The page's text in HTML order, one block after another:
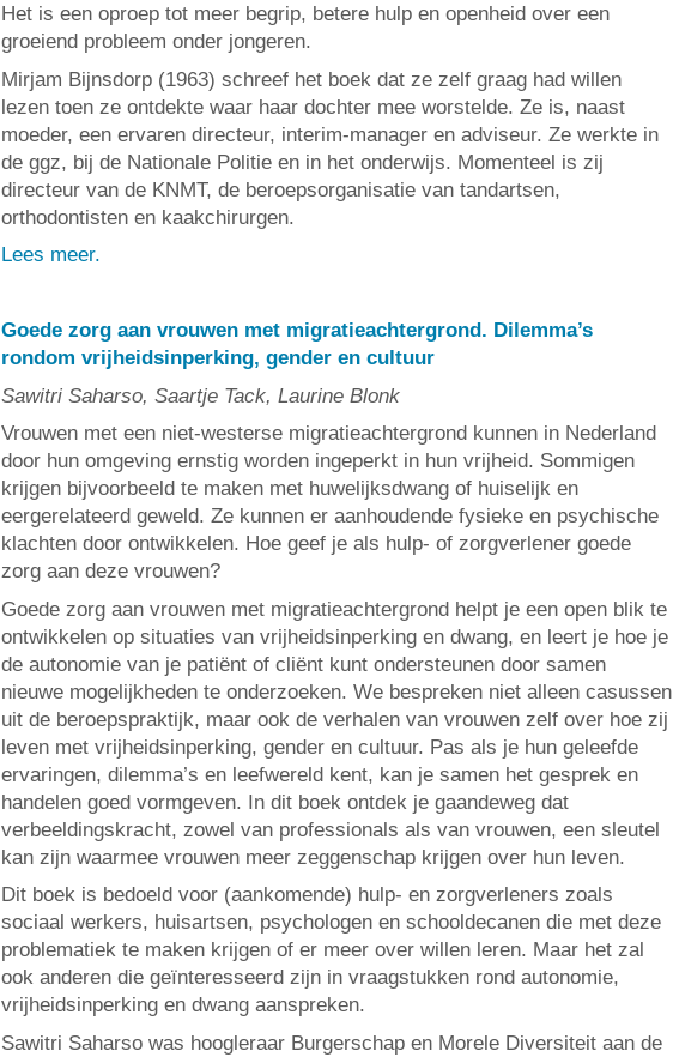
Het is een oproep tot meer begrip, betere hulp en openheid over een
groeiend probleem onder jongeren.
Mirjam Bijnsdorp (1963) schreef het boek dat ze zelf graag had willen
lezen toen ze ontdekte waar haar dochter mee worstelde. Ze is, naast
moeder, een ervaren directeur, interim-manager en adviseur. Ze werkte in
de ggz, bij de Nationale Politie en in het onderwijs. Momenteel is zij
directeur van de KNMT, de beroepsorganisatie van tandartsen,
orthodontisten en kaakchirurgen.
Lees meer.
Goede zorg aan vrouwen met migratieachtergrond. Dilemma’s
rondom vrijheidsinperking, gender en cultuur
Sawitri Saharso, Saartje Tack, Laurine Blonk
Vrouwen met een niet-westerse migratieachtergrond kunnen in Nederland
door hun omgeving ernstig worden ingeperkt in hun vrijheid. Sommigen
krijgen bijvoorbeeld te maken met huwelijksdwang of huiselijk en
eergerelateerd geweld. Ze kunnen er aanhoudende fysieke en psychische
klachten door ontwikkelen. Hoe geef je als hulp- of zorgverlener goede
zorg aan deze vrouwen?
Goede zorg aan vrouwen met migratieachtergrond helpt je een open blik te
ontwikkelen op situaties van vrijheidsinperking en dwang, en leert je hoe je
de autonomie van je patiënt of cliënt kunt ondersteunen door samen
nieuwe mogelijkheden te onderzoeken. We bespreken niet alleen casussen
uit de beroepspraktijk, maar ook de verhalen van vrouwen zelf over hoe zij
leven met vrijheidsinperking, gender en cultuur. Pas als je hun geleefde
ervaringen, dilemma’s en leefwereld kent, kan je samen het gesprek en
handelen goed vormgeven. In dit boek ontdek je gaandeweg dat
verbeeldingskracht, zowel van professionals als van vrouwen, een sleutel
kan zijn waarmee vrouwen meer zeggenschap krijgen over hun leven.
Dit boek is bedoeld voor (aankomende) hulp- en zorgverleners zoals
sociaal werkers, huisartsen, psychologen en schooldecanen die met deze
problematiek te maken krijgen of er meer over willen leren. Maar het zal
ook anderen die geïnteresseerd zijn in vraagstukken rond autonomie,
vrijheidsinperking en dwang aanspreken.
Sawitri Saharso was hoogleraar Burgerschap en Morele Diversiteit aan de